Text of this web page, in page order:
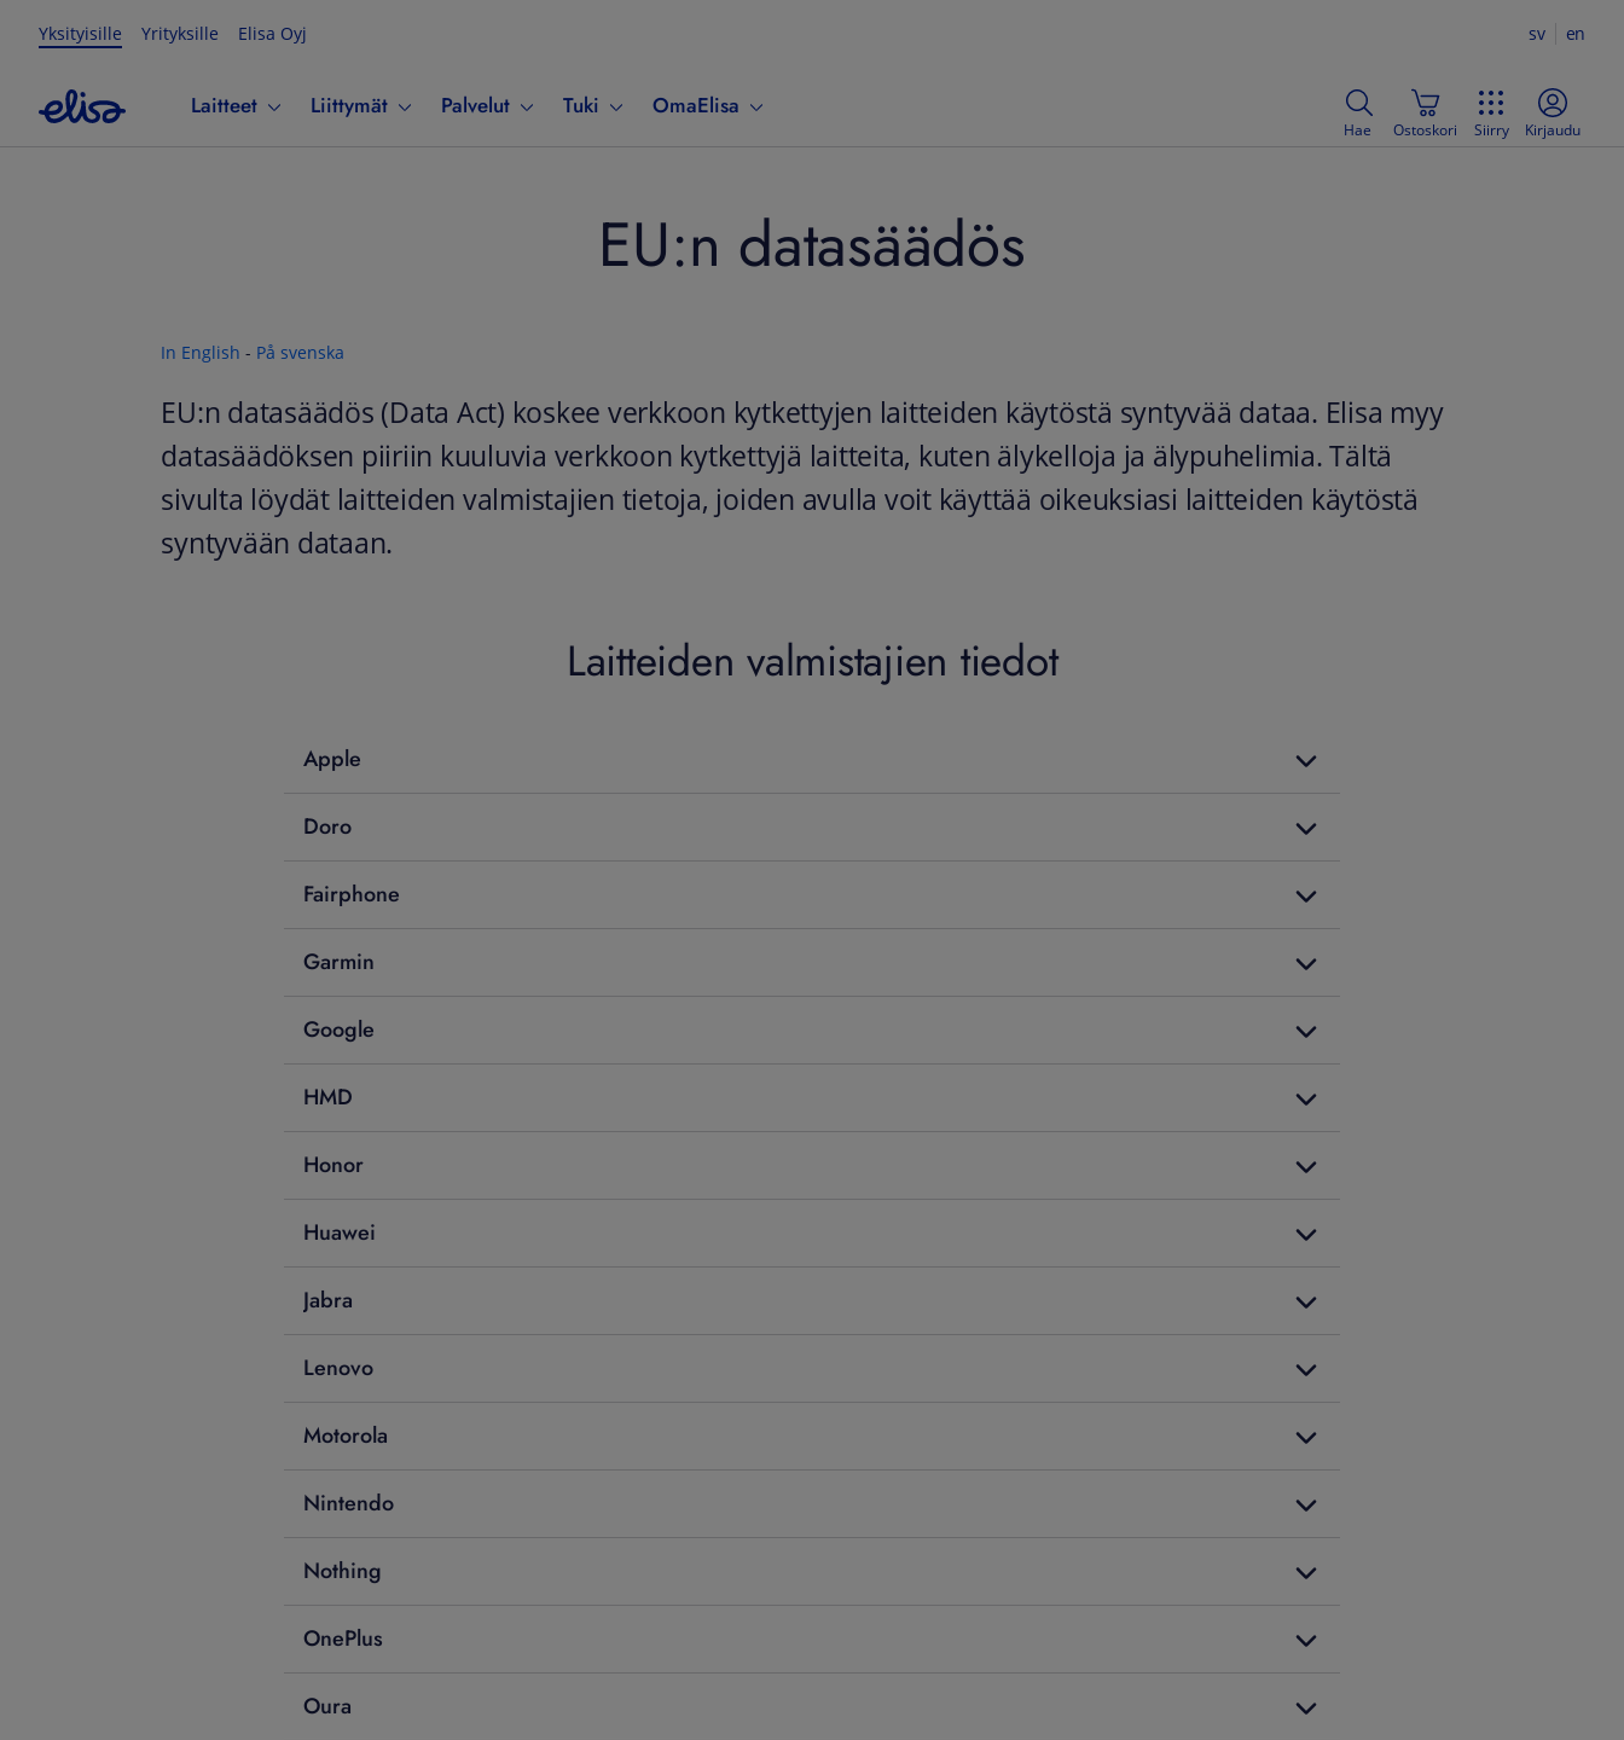
Yksityisille Yrityksille Elisa Oyj sv en
Laitteet Liittymät Palvelut Tuki OmaElisa
Hae Ostoskori Siirry Kirjaudu
EU:n datasäädös
In English - På svenska
EU:n datasäädös (Data Act) koskee verkkoon kytkettyjen laitteiden käytöstä syntyvää dataa. Elisa myy
datasäädöksen piiriin kuuluvia verkkoon kytkettyjä laitteita, kuten älykelloja ja älypuhelimia. Tältä
sivulta löydät laitteiden valmistajien tietoja, joiden avulla voit käyttää oikeuksiasi laitteiden käytöstä
syntyvään dataan.
Laitteiden valmistajien tiedot
Apple
Doro
Fairphone
Garmin
Google
HMD
Honor
Huawei
Jabra
Lenovo
Motorola
Nintendo
Nothing
OnePlus
Oura